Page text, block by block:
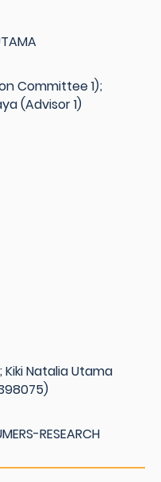
Committee 1);
(Advisor 1)
Kiki Natalia Utama
RESEARCH